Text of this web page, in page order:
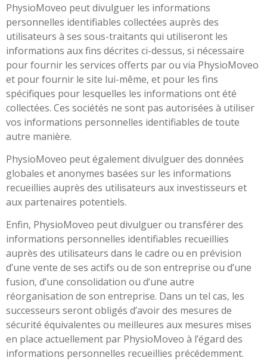
PhysioMoveo peut divulguer les informations
personnelles identifiables collectées auprès des
utilisateurs à ses sous-traitants qui utiliseront les
informations aux fins décrites ci-dessus, si nécessaire
pour fournir les services offerts par ou via PhysioMoveo
et pour fournir le site lui-même, et pour les fins
spécifiques pour lesquelles les informations ont été
collectées. Ces sociétés ne sont pas autorisées à utiliser
vos informations personnelles identifiables de toute
autre manière.
PhysioMoveo peut également divulguer des données
globales et anonymes basées sur les informations
recueillies auprès des utilisateurs aux investisseurs et
aux partenaires potentiels.
Enfin, PhysioMoveo peut divulguer ou transférer des
informations personnelles identifiables recueillies
auprès des utilisateurs dans le cadre ou en prévision
d’une vente de ses actifs ou de son entreprise ou d’une
fusion, d’une consolidation ou d’une autre
réorganisation de son entreprise. Dans un tel cas, les
successeurs seront obligés d’avoir des mesures de
sécurité équivalentes ou meilleures aux mesures mises
en place actuellement par PhysioMoveo à l’égard des
informations personnelles recueillies précédemment.